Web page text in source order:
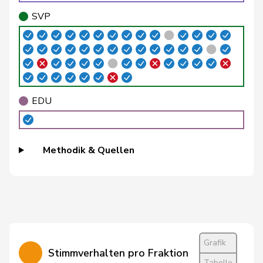
Brélaz Daniel GRÜNE G
VD
Brenzikofer
Florence GRÜNE G
Brunner Thomas glp GL SG
Büchel
Roland
Rino
Buffat Michaël
Candinas
Martin Mitte M-E
SVP
EDU
Methodik & Quellen
Stimmverhalten pro Fraktion
Grafik